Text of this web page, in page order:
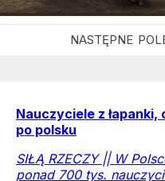
Nauczyciele z
po polsku
SIŁĄ RZECZY || W
ponad 700 tys.